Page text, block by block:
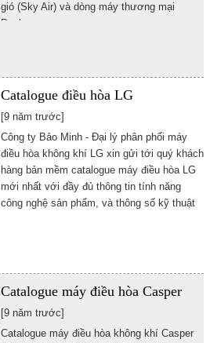
gió (Sky Air) và dòng máy thương mại
Package.
Catalogue điều hòa LG
[9 năm trước]
Công ty Bảo Minh - Đại lý phân phối máy
điều hòa không khí LG xin gửi tới quý khách
hàng bản mềm catalogue máy điều hòa LG
mới nhất với đầy đủ thông tin tính năng
công nghệ sản phẩm, và thông số kỹ thuật
Catalogue máy điều hòa Casper
[9 năm trước]
Catalogue máy điều hòa không khí Casper